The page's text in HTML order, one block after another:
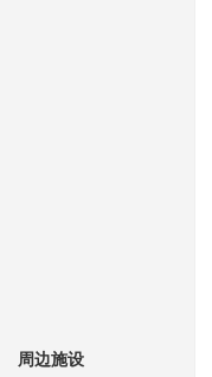
周边施设